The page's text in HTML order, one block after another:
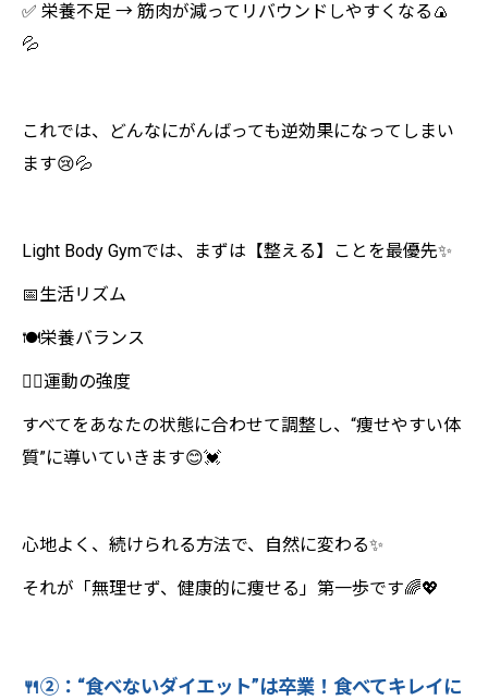
✅ 栄養不足 → 筋肉が減ってリバウンドしやすくなる🍙
💦
これでは、どんなにがんばっても逆効果になってしまい
ます😢💦
Light Body Gymでは、まずは【整える】ことを最優先✨
📅生活リズム
🍽️栄養バランス
🏋️‍♀️運動の強度
すべてをあなたの状態に合わせて調整し、“痩せやすい体
質”に導いていきます😊💓
心地よく、続けられる方法で、自然に変わる✨
それが「無理せず、健康的に痩せる」第一歩です🌈💖
🍴②：“食べないダイエット”は卒業！食べてキレイに